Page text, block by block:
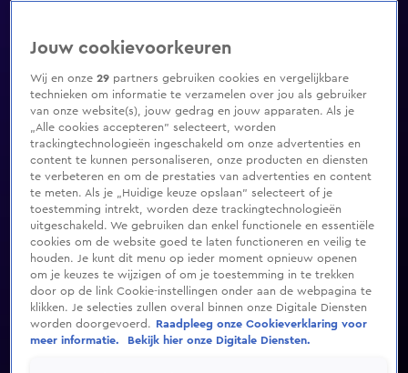
Jouw cookievoorkeuren
Wij en onze29 partners gebruiken cookies en vergelijkbare
technieken om informatie te verzamelen over jou als gebruiker
van onze website(s), jouw gedrag en jouw apparaten. Als je
„Alle cookies accepteren” selecteert, worden
trackingtechnologieën ingeschakeld om onze advertenties en
content te kunnen personaliseren, onze producten en diensten
te verbeteren en om de prestaties van advertenties en content
te meten. Als je „Huidige keuze opslaan” selecteert of je
toestemming intrekt, worden deze trackingtechnologieën
uitgeschakeld. We gebruiken dan enkel functionele en essentiële
cookies om de website goed te laten functioneren en veilig te
houden. Je kunt dit menu op ieder moment opnieuw openen
om je keuzes te wijzigen of om je toestemming in te trekken
door op de link Cookie-instellingen onder aan de webpagina te
klikken. Je selecties zullen overal binnen onze Digitale Diensten
worden doorgevoerd.
Raadpleeg onze Cookieverklaring voor
meer informatie.
Bekijk hier onze Digitale Diensten.